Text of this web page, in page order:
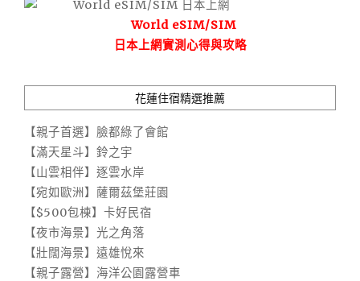
World eSIM/SIM
日本上網實測心得與攻略
花蓮住宿精選推薦
【親子首選】臉都綠了會館
【滿天星斗】鈴之宇
【山雲相伴】逐雲水岸
【宛如歐洲】薩爾茲堡莊園
【$500包棟】卡好民宿
【夜市海景】光之角落
【壯闊海景】遠雄悅來
【親子露營】海洋公園露營車